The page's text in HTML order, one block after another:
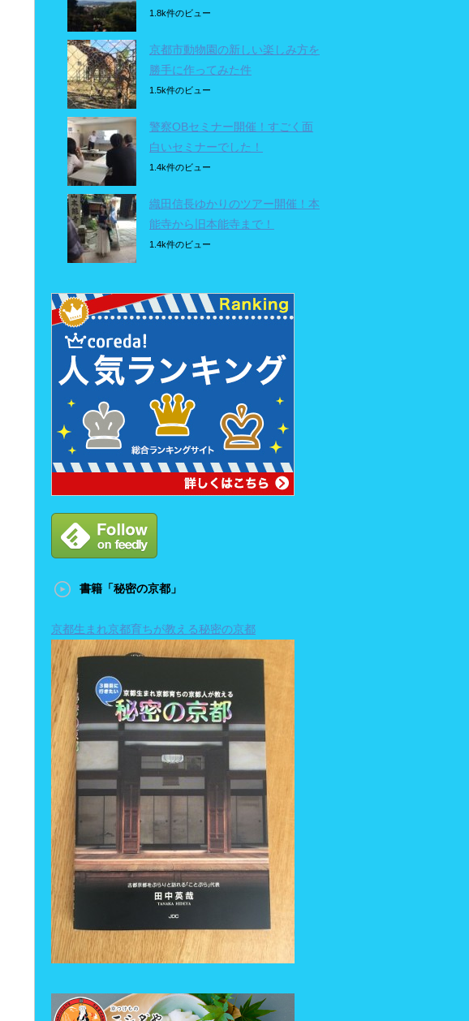
1.8k件のビュー
京都市動物園の新しい楽しみ方を
勝手に作ってみた件
1.5k件のビュー
警察OBセミナー開催！すごく面
白いセミナーでした！
1.4k件のビュー
織田信長ゆかりのツアー開催！本
能寺から旧本能寺まで！
1.4k件のビュー
書籍「秘密の京都」
京都生まれ京都育ちが教える秘密の京都